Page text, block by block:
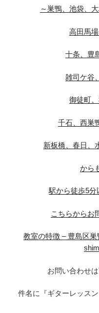
～巣鴨、池袋、
高田馬
十条、豊
雑司ケ谷
御徒町
千石、西巣
新板橋、春日、
から
駅から徒歩5分
こちらからお
教室の特徴 – 豊島区
お問い合わせ
件名に『ギターレッス